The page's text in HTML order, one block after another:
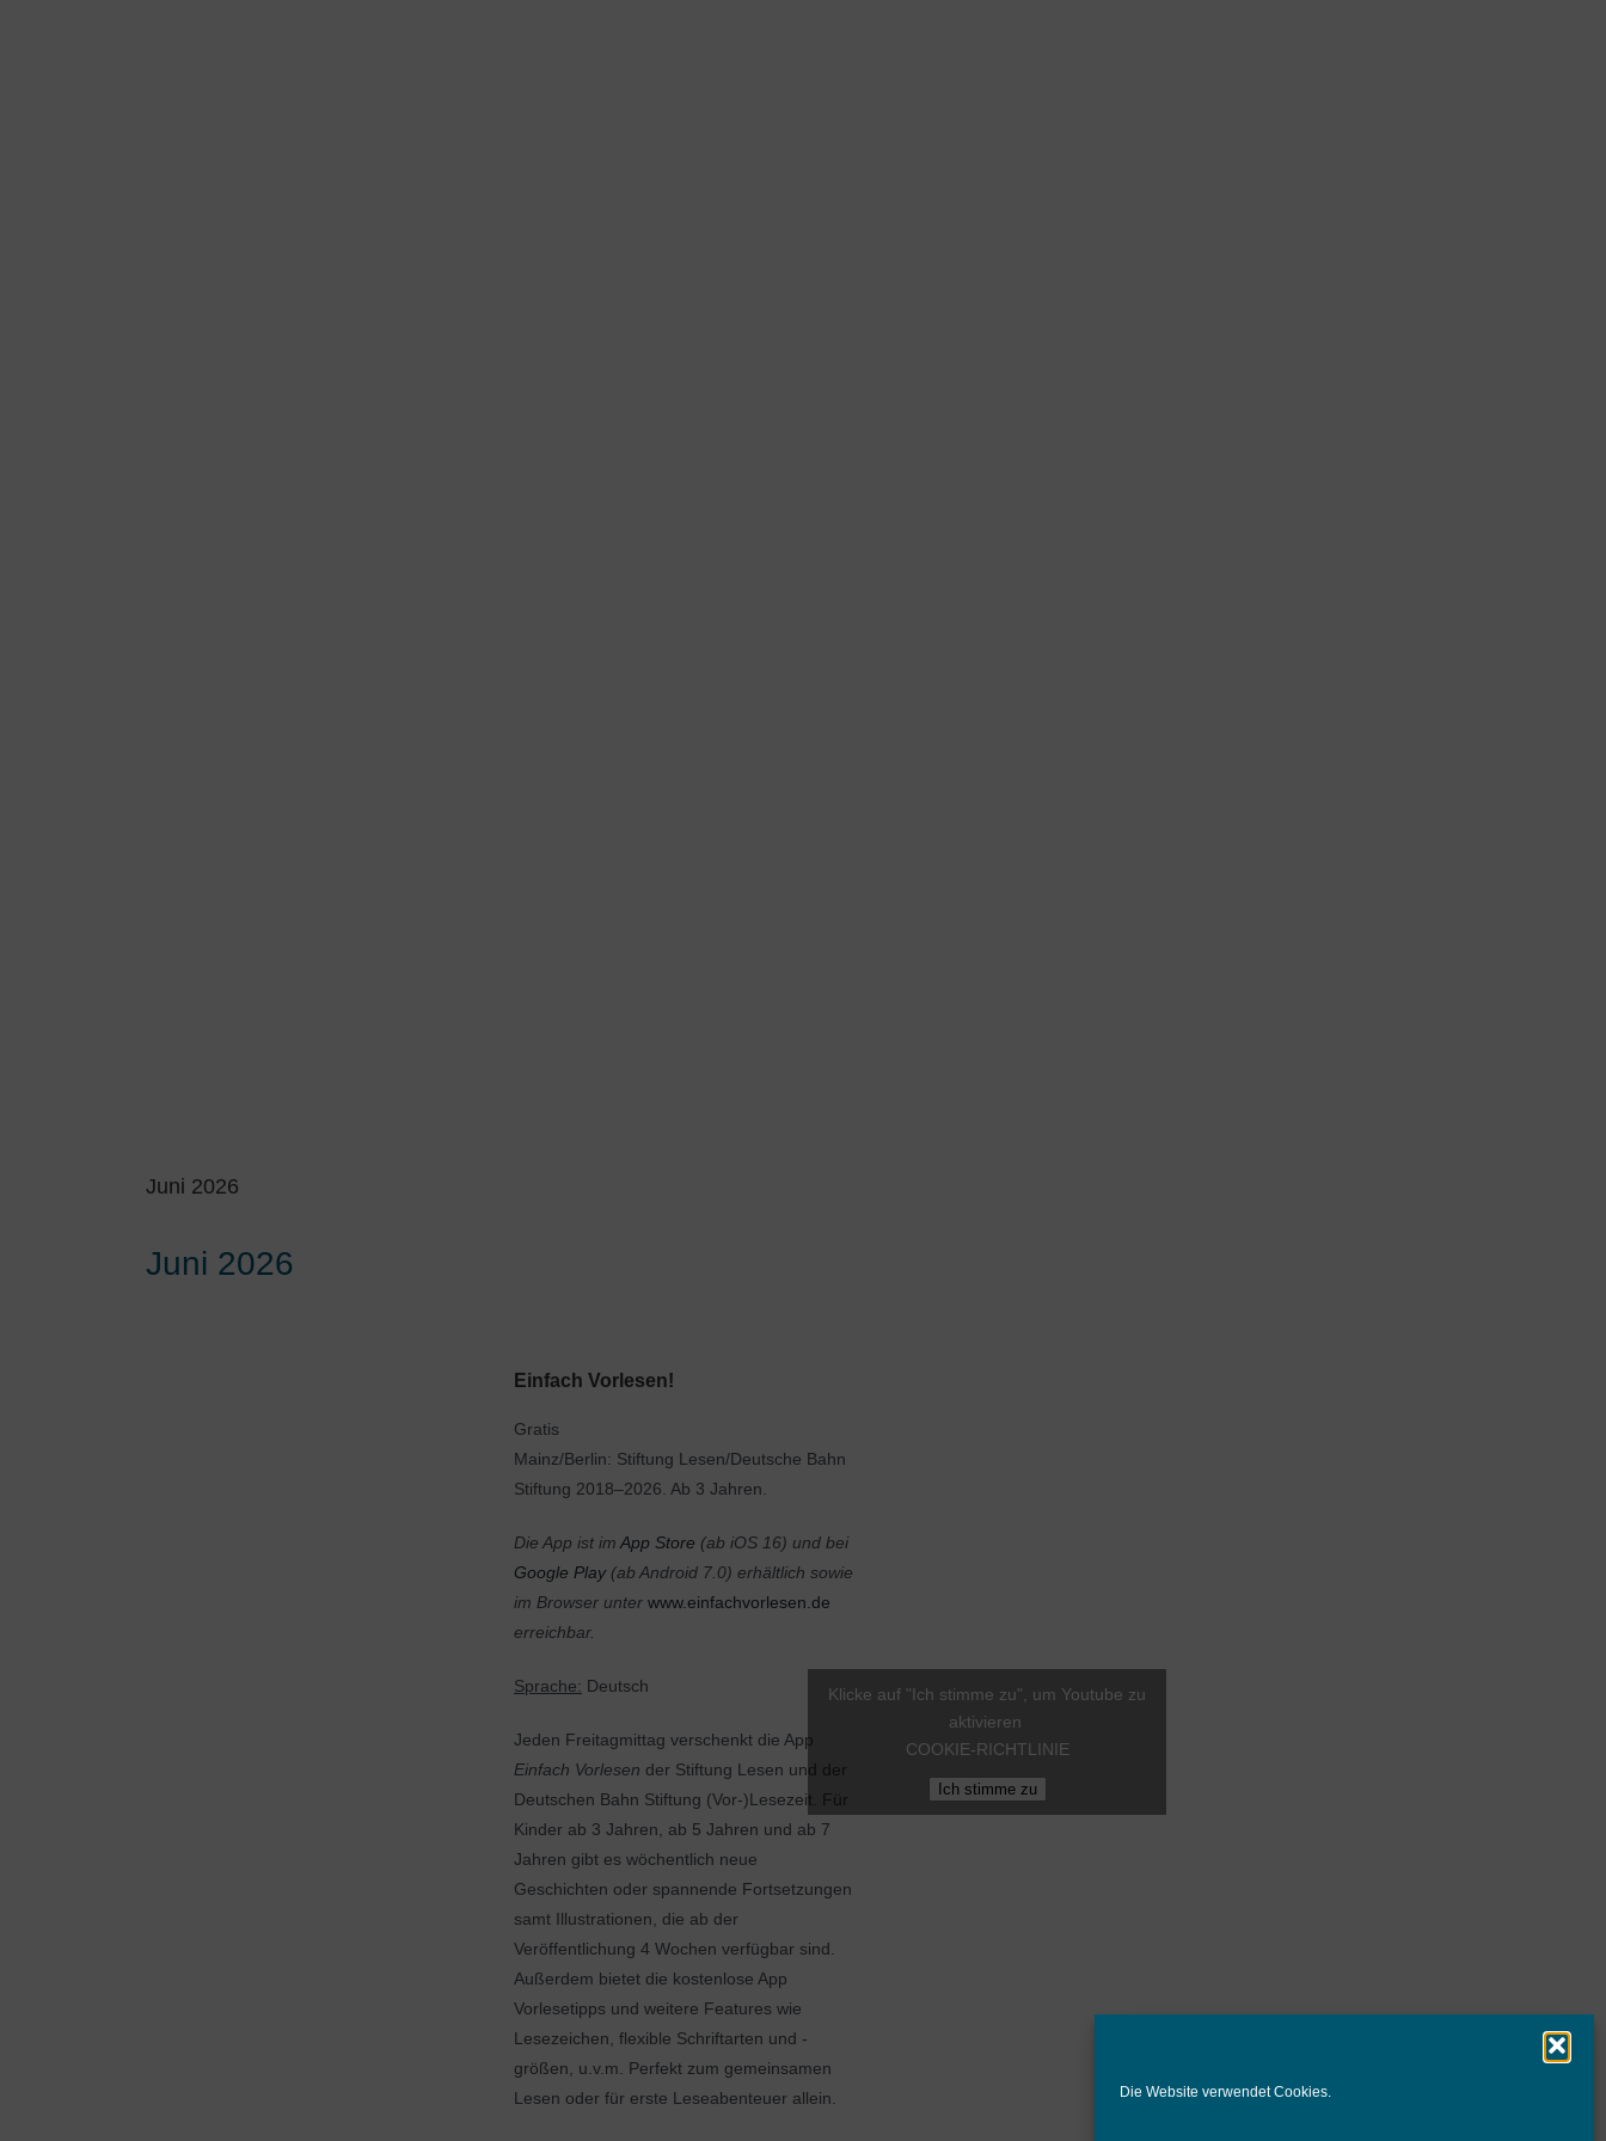
Die Website verwendet Cookies.
Juni 2026
Juni 2026
Einfach Vorlesen!
Gratis
Mainz/Berlin: Stiftung Lesen/Deutsche Bahn
Stiftung 2018–2026. Ab 3 Jahren.
Die App ist im App Store (ab iOS 16) und bei
Google Play(ab Android 7.0) erhältlich sowie
im Browser unter www.einfachvorlesen.de
erreichbar.
Sprache: Deutsch
Jeden Freitagmittag verschenkt die App
Einfach Vorlesen der Stiftung Lesen und der
Deutschen Bahn Stiftung (Vor-)Lesezeit. Für
Kinder ab 3 Jahren, ab 5 Jahren und ab 7
Jahren gibt es wöchentlich neue
Geschichten oder spannende Fortsetzungen
samt Illustrationen, die ab der
Veröffentlichung 4 Wochen verfügbar sind.
Außerdem bietet die kostenlose App
Vorlesetipps und weitere Features wie
Lesezeichen, flexible Schriftarten und -
größen, u.v.m. Perfekt zum gemeinsamen
Lesen oder für erste Leseabenteuer allein.
Klicke auf "Ich stimme zu", um Youtube zu
aktivieren
COOKIE-RICHTLINIE
Ich stimme zu